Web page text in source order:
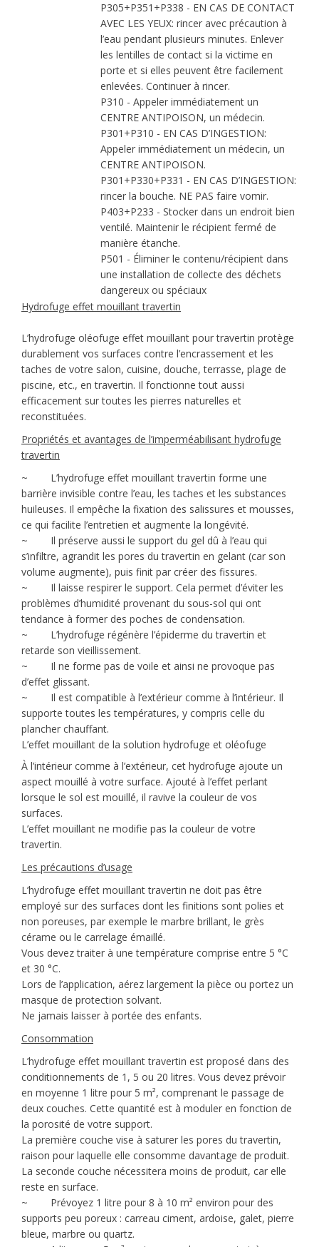
P305+P351+P338 - EN CAS DE CONTACT
AVEC LES YEUX: rincer avec précaution à
l’eau pendant plusieurs minutes. Enlever
les lentilles de contact si la victime en
porte et si elles peuvent être facilement
enlevées. Continuer à rincer.
P310 - Appeler immédiatement un
CENTRE ANTIPOISON, un médecin.
P301+P310 - EN CAS D’INGESTION:
Appeler immédiatement un médecin, un
CENTRE ANTIPOISON.
P301+P330+P331 - EN CAS D’INGESTION:
rincer la bouche. NE PAS faire vomir.
P403+P233 - Stocker dans un endroit bien
ventilé. Maintenir le récipient fermé de
manière étanche.
P501 - Éliminer le contenu/récipient dans
une installation de collecte des déchets
dangereux ou spéciaux
Hydrofuge effet mouillant travertin
L’hydrofuge oléofuge effet mouillant pour travertin protège
durablement vos surfaces contre l’encrassement et les
taches de votre salon, cuisine, douche, terrasse, plage de
piscine, etc., en travertin. Il fonctionne tout aussi
efficacement sur toutes les pierres naturelles et
reconstituées.
Propriétés et avantages de l’imperméabilisant hydrofuge
travertin
~ L’hydrofuge effet mouillant travertin forme une
barrière invisible contre l’eau, les taches et les substances
huileuses. Il empêche la fixation des salissures et mousses,
ce qui facilite l’entretien et augmente la longévité.
~ Il préserve aussi le support du gel dû à l’eau qui
s’infiltre, agrandit les pores du travertin en gelant (car son
volume augmente), puis finit par créer des fissures.
~ Il laisse respirer le support. Cela permet d’éviter les
problèmes d’humidité provenant du sous-sol qui ont
tendance à former des poches de condensation.
~ L’hydrofuge régénère l’épiderme du travertin et
retarde son vieillissement.
~ Il ne forme pas de voile et ainsi ne provoque pas
d’effet glissant.
~ Il est compatible à l’extérieur comme à l’intérieur. Il
supporte toutes les températures, y compris celle du
plancher chauffant.
L’effet mouillant de la solution hydrofuge et oléofuge
À l’intérieur comme à l’extérieur, cet hydrofuge ajoute un
aspect mouillé à votre surface. Ajouté à l’effet perlant
lorsque le sol est mouillé, il ravive la couleur de vos
surfaces.
L’effet mouillant ne modifie pas la couleur de votre
travertin.
Les précautions d’usage
L’hydrofuge effet mouillant travertin ne doit pas être
employé sur des surfaces dont les finitions sont polies et
non poreuses, par exemple le marbre brillant, le grès
cérame ou le carrelage émaillé.
Vous devez traiter à une température comprise entre 5 °C
et 30 °C.
Lors de l’application, aérez largement la pièce ou portez un
masque de protection solvant.
Ne jamais laisser à portée des enfants.
Consommation
L’hydrofuge effet mouillant travertin est proposé dans des
conditionnements de 1, 5 ou 20 litres. Vous devez prévoir
en moyenne 1 litre pour 5 m², comprenant le passage de
deux couches. Cette quantité est à moduler en fonction de
la porosité de votre support.
La première couche vise à saturer les pores du travertin,
raison pour laquelle elle consomme davantage de produit.
La seconde couche nécessitera moins de produit, car elle
reste en surface.
~ Prévoyez 1 litre pour 8 à 10 m² environ pour des
supports peu poreux : carreau ciment, ardoise, galet, pierre
bleue, marbre ou quartz.